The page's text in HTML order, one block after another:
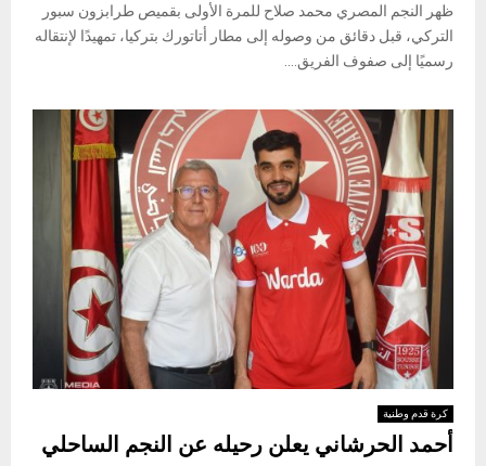
ظهر النجم المصري محمد صلاح للمرة الأولى بقميص طرابزون سبور
التركي، قبل دقائق من وصوله إلى مطار أتاتورك بتركيا، تمهيدًا لإنتقاله
رسميًا إلى صفوف الفريق....
كرة قدم وطنية
أحمد الحرشاني يعلن رحيله عن النجم الساحلي